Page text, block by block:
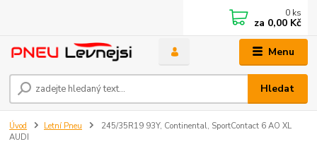
Menu
Hledat
0 ks
za 0,00 Kč
Úvod Letní Pneu
245/35R19 93Y, Continental, SportContact 6 AO XL
AUDI